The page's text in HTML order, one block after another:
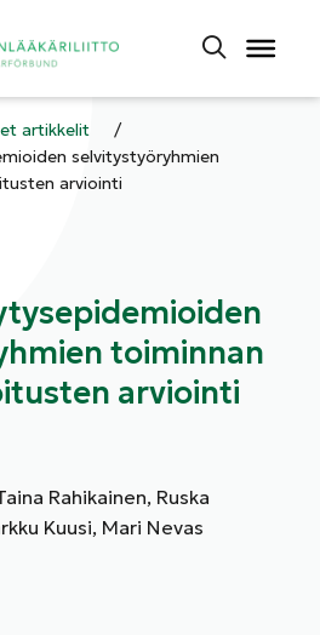
artikkelit
/
selvitystyöryhmien
arviointi
toiminnan
arviointi
Rahikainen, Ruska
Kuusi, Mari Nevas